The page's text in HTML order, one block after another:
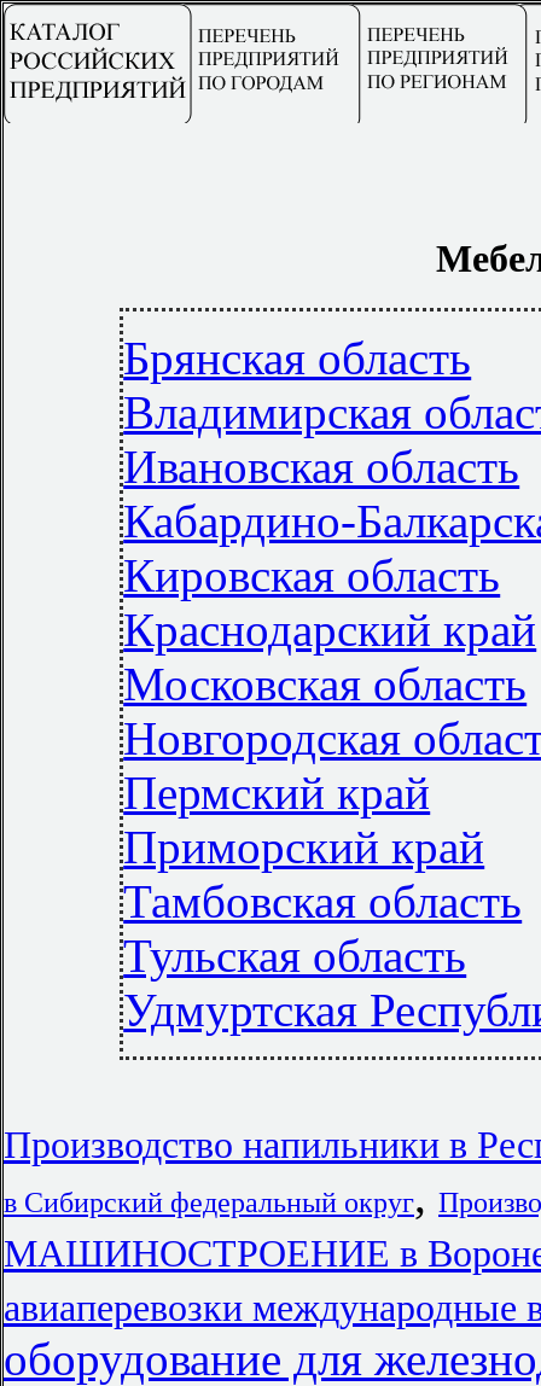
Брянская область
Владимирская
Ивановская область
Кабардино-
Кировская область
Краснодарский край
Московская область
Новгородская
Пермский край
Приморский край
Тамбовская область
Тульская область
Удмуртская
Производство напильники в
в Сибирский федеральный округ,
МАШИНОСТРОЕНИЕ в
авиаперевозки
оборудование для